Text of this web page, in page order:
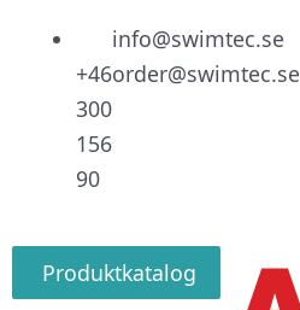
+46
300
156
90
info@swimtec.se
order@swimtec.se
Produktkatalog